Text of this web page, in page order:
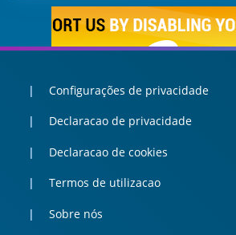
Configurações de privacidade
Declaracao de privacidade
Declaracao de cookies
Termos de utilizacao
Sobre nós